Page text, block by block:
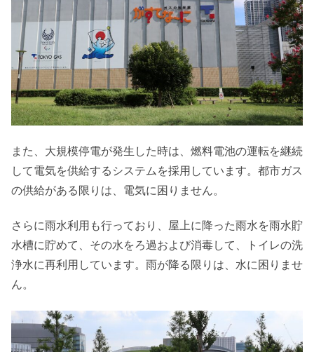
また、大規模停電が発生した時は、燃料電池の運転を継続
して電気を供給するシステムを採用しています。都市ガス
の供給がある限りは、電気に困りません。
さらに雨水利用も行っており、屋上に降った雨水を雨水貯
水槽に貯めて、その水をろ過および消毒して、トイレの洗
浄水に再利用しています。雨が降る限りは、水に困りませ
ん。